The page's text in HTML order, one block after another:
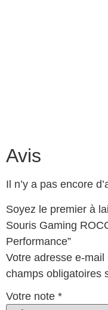
Avis
Il n’y a pas encore
Soyez le premier à
Souris Gaming
Performance”
Votre adresse e-
champs obligatoires
Votre note *